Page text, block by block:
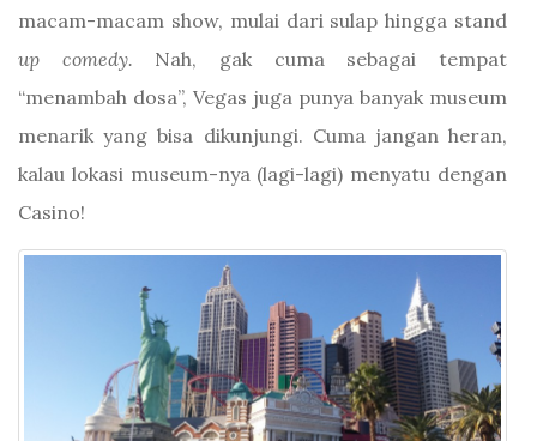
macam-macam show, mulai dari sulap hingga stand
up comedy. Nah, gak cuma sebagai tempat
“menambah dosa”, Vegas juga punya banyak museum
menarik yang bisa dikunjungi. Cuma jangan heran,
kalau lokasi museum-nya (lagi-lagi) menyatu dengan
Casino!